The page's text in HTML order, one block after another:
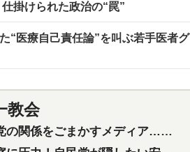
掛けられた政治の“罠”
“医療自己責任論”を叫ぶ若手医者グ
教会
かすメディア…民放は有田芳生に発言自粛を要求